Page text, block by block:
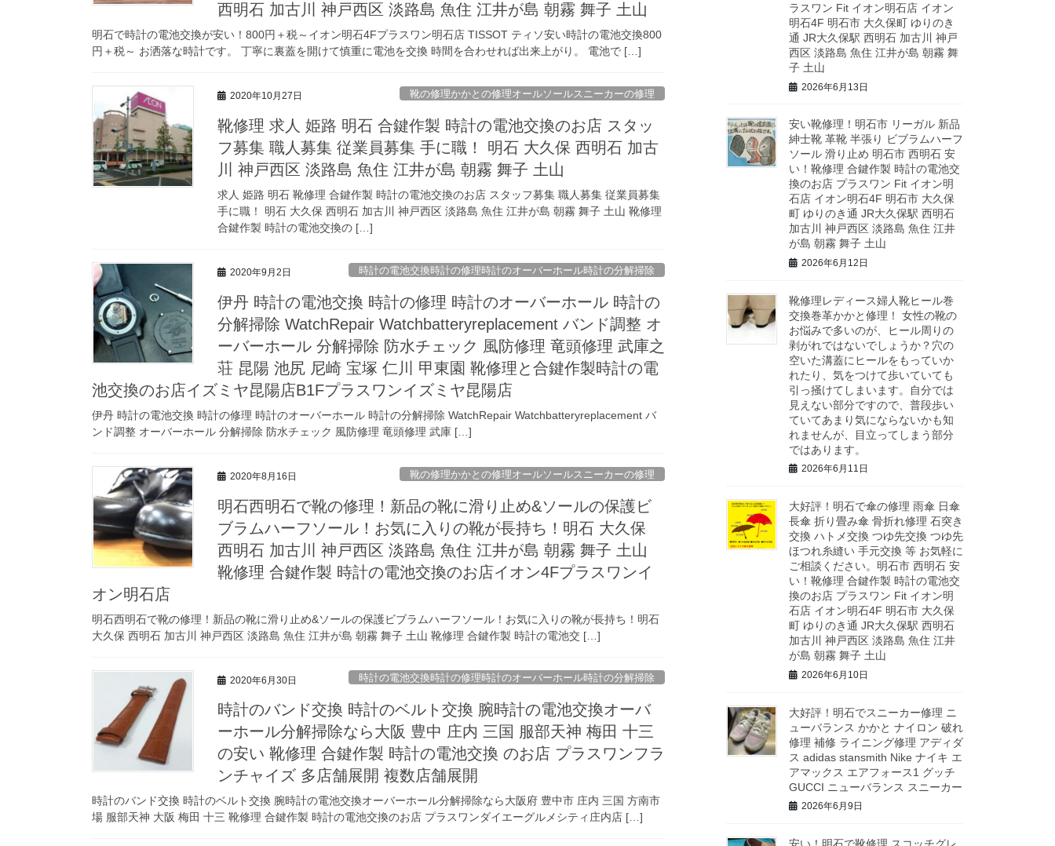
西明石 加古川 神戸西区 淡路島 魚住 江井が島 朝霧 舞子 土山
明石で時計の電池交換が安い！800円＋税～イオン明石4Fプラスワン明石店 TISSOT ティソ安い時計の電池交換800
円＋税～ お洒落な時計です。 丁寧に裏蓋を開けて慎重に電池を交換 時間を合わせれば出来上がり。 電池で […]
2020年10月27日 靴の修理かかとの修理オールソールスニーカーの修理
靴修理 求人 姫路 明石 合鍵作製 時計の電池交換のお店 スタッ
フ募集 職人募集 従業員募集 手に職！ 明石 大久保 西明石 加古
川 神戸西区 淡路島 魚住 江井が島 朝霧 舞子 土山
求人 姫路 明石 靴修理 合鍵作製 時計の電池交換のお店 スタッフ募集 職人募集 従業員募集
手に職！ 明石 大久保 西明石 加古川 神戸西区 淡路島 魚住 江井が島 朝霧 舞子 土山 靴修理
合鍵作製 時計の電池交換の […]
2020年9月2日 時計の電池交換時計の修理時計のオーバーホール時計の分解掃除
伊丹 時計の電池交換 時計の修理 時計のオーバーホール 時計の
分解掃除 WatchRepair Watchbatteryreplacement バンド調整 オ
ーバーホール 分解掃除 防水チェック 風防修理 竜頭修理 武庫之
荘 昆陽 池尻 尼崎 宝塚 仁川 甲東園 靴修理と合鍵作製時計の電
池交換のお店イズミヤ昆陽店B1Fプラスワンイズミヤ昆陽店
伊丹 時計の電池交換 時計の修理 時計のオーバーホール 時計の分解掃除 WatchRepair Watchbatteryreplacement バ
ンド調整 オーバーホール 分解掃除 防水チェック 風防修理 竜頭修理 武庫 […]
2020年8月16日 靴の修理かかとの修理オールソールスニーカーの修理
明石西明石で靴の修理！新品の靴に滑り止め&ソールの保護ビ
ブラムハーフソール！お気に入りの靴が長持ち！明石 大久保
西明石 加古川 神戸西区 淡路島 魚住 江井が島 朝霧 舞子 土山
靴修理 合鍵作製 時計の電池交換のお店イオン4Fプラスワンイ
オン明石店
明石西明石で靴の修理！新品の靴に滑り止め&ソールの保護ビブラムハーフソール！お気に入りの靴が長持ち！明石
大久保 西明石 加古川 神戸西区 淡路島 魚住 江井が島 朝霧 舞子 土山 靴修理 合鍵作製 時計の電池交 […]
2020年6月30日 時計の電池交換時計の修理時計のオーバーホール時計の分解掃除
時計のバンド交換 時計のベルト交換 腕時計の電池交換オーバ
ーホール分解掃除なら大阪 豊中 庄内 三国 服部天神 梅田 十三
の安い 靴修理 合鍵作製 時計の電池交換 のお店 プラスワンフラ
ンチャイズ 多店舗展開 複数店舗展開
時計のバンド交換 時計のベルト交換 腕時計の電池交換オーバーホール分解掃除なら大阪府 豊中市 庄内 三国 方南市
場 服部天神 大阪 梅田 十三 靴修理 合鍵作製 時計の電池交換のお店 プラスワンダイエーグルメシティ庄内店 […]
ラスワン Fit イオン明石店 イオン
明石4F 明石市 大久保町 ゆりのき
通 JR大久保駅 西明石 加古川 神戸
西区 淡路島 魚住 江井が島 朝霧 舞
子 土山
2026年6月13日
安い靴修理！明石市 リーガル 新品
紳士靴 革靴 半張り ビブラムハーフ
ソール 滑り止め 明石市 西明石 安
い！靴修理 合鍵作製 時計の電池交
換のお店 プラスワン Fit イオン明
石店 イオン明石4F 明石市 大久保
町 ゆりのき通 JR大久保駅 西明石
加古川 神戸西区 淡路島 魚住 江井
が島 朝霧 舞子 土山
2026年6月12日
靴修理レディース婦人靴ヒール巻
交換巻革かかと修理！ 女性の靴の
お悩みで多いのが、ヒール周りの
剥がれではないでしょうか？穴の
空いた溝蓋にヒールをもっていか
れたり、気をつけて歩いていても
引っ掻けてしまいます。自分では
見えない部分ですので、普段歩い
ていてあまり気にならないかも知
れませんが、目立ってしまう部分
ではあります。
2026年6月11日
大好評！明石で傘の修理 雨傘 日傘
長傘 折り畳み傘 骨折れ修理 石突き
交換 ハトメ交換 つゆ先交換 つゆ先
ほつれ糸縫い 手元交換 等 お気軽に
ご相談ください。明石市 西明石 安
い！靴修理 合鍵作製 時計の電池交
換のお店 プラスワン Fit イオン明
石店 イオン明石4F 明石市 大久保
町 ゆりのき通 JR大久保駅 西明石
加古川 神戸西区 淡路島 魚住 江井
が島 朝霧 舞子 土山
2026年6月10日
大好評！明石でスニーカー修理 ニ
ューバランス かかと ナイロン 破れ
修理 補修 ライニング修理 アディダ
ス adidas stansmith Nike ナイキ エ
アマックス エアフォース1 グッチ
GUCCI ニューバランス スニーカー
2026年6月9日